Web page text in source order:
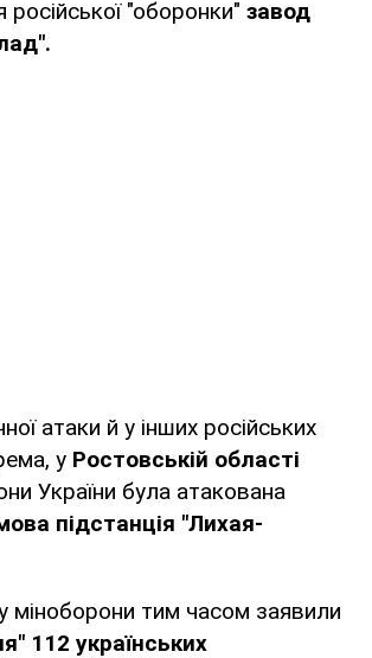
"оборонки" завод
атаки й у інших російських
у Ростовській області
України була атакована
підстанція "Лихая-
міноборони тим часом заявили
112 українських